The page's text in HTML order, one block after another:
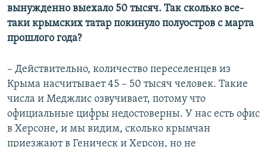
вынужденно выехало 50 тысяч. Так сколько все-
таки крымских татар покинуло полуостров с марта
прошлого года?
– Действительно, количество переселенцев из
Крыма насчитывает 45 – 50 тысяч человек. Такие
числа и Меджлис озвучивает, потому что
официальные цифры недостоверны. У нас есть офис
в Херсоне, и мы видим, сколько крымчан
приезжают в Геническ и Херсон, но не